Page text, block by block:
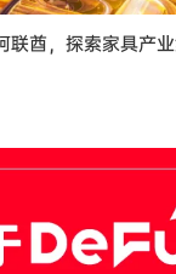
联酋，探索家具产